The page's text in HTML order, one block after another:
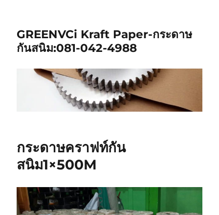
GREENVCi Kraft Paper-กระดาษ
กันสนิม:081-042-4988
กระดาษคราฟท์กัน
สนิม1×500M